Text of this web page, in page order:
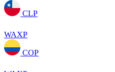
CLP
WAXP
COP